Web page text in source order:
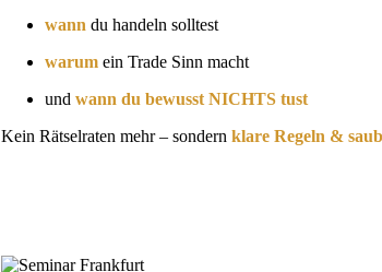
wann du handeln solltest
warum ein Trade Sinn macht
und wann du bewusst NICHTS tust
Kein Rätselraten mehr – sondern klare Regeln &